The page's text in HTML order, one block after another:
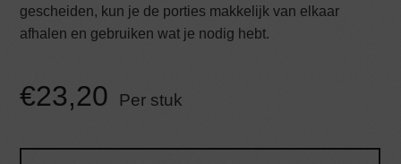
gescheiden, kun je de porties makkelijk van elkaar
afhalen en gebruiken wat je nodig hebt.
€23,20 Per stuk